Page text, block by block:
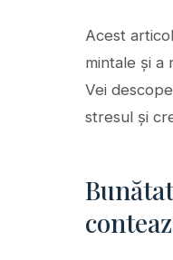
Acest
mintale și a
Vei
stresul și